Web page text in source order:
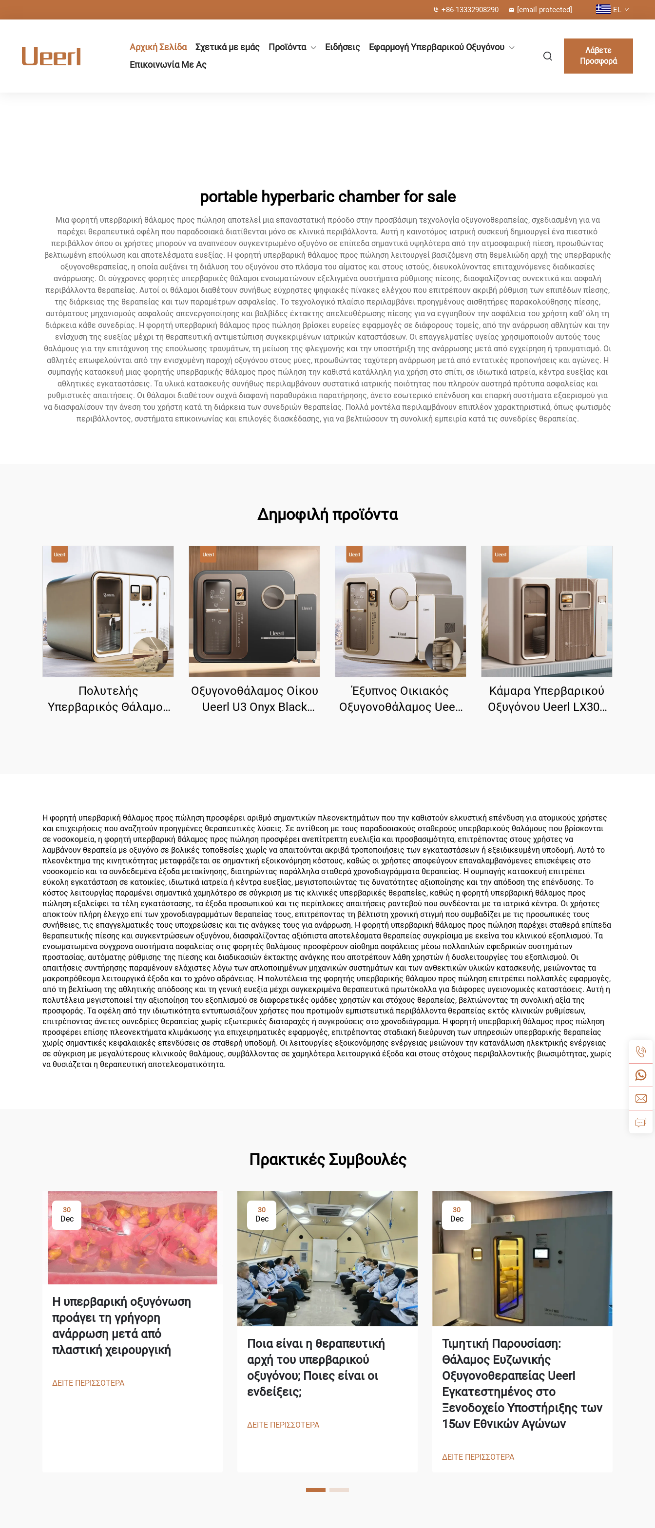
+86-13332908290 [email protected] EL
Αρχική Σελίδα Σχετικά με εμάς Προϊόντα Ειδήσεις
Εφαρμογή Υπερβαρικού Οξυγόνου
Επικοινωνία Με Ας
Λάβετε
Προσφορά
portable hyperbaric chamber for sale
Μια φορητή υπερβαρική θάλαμος προς πώληση αποτελεί μια επαναστατική πρόοδο στην προσβάσιμη τεχνολογία οξυγονοθεραπείας, σχεδιασμένη για να
παρέχει θεραπευτικά οφέλη που παραδοσιακά διατίθενται μόνο σε κλινικά περιβάλλοντα. Αυτή η καινοτόμος ιατρική συσκευή δημιουργεί ένα πιεστικό
περιβάλλον όπου οι χρήστες μπορούν να αναπνέουν συγκεντρωμένο οξυγόνο σε επίπεδα σημαντικά υψηλότερα από την ατμοσφαιρική πίεση, προωθώντας
βελτιωμένη επούλωση και αποτελέσματα ευεξίας. Η φορητή υπερβαρική θάλαμος προς πώληση λειτουργεί βασιζόμενη στη θεμελιώδη αρχή της υπερβαρικής
οξυγονοθεραπείας, η οποία αυξάνει τη διάλυση του οξυγόνου στο πλάσμα του αίματος και στους ιστούς, διευκολύνοντας επιταχυνόμενες διαδικασίες
ανάρρωσης. Οι σύγχρονες φορητές υπερβαρικές θάλαμοι ενσωματώνουν εξελιγμένα συστήματα ρύθμισης πίεσης, διασφαλίζοντας συνεκτικά και ασφαλή
περιβάλλοντα θεραπείας. Αυτοί οι θάλαμοι διαθέτουν συνήθως εύχρηστες ψηφιακές πίνακες ελέγχου που επιτρέπουν ακριβή ρύθμιση των επιπέδων πίεσης,
της διάρκειας της θεραπείας και των παραμέτρων ασφαλείας. Το τεχνολογικό πλαίσιο περιλαμβάνει προηγμένους αισθητήρες παρακολούθησης πίεσης,
αυτόματους μηχανισμούς ασφαλούς απενεργοποίησης και βαλβίδες έκτακτης απελευθέρωσης πίεσης για να εγγυηθούν την ασφάλεια του χρήστη καθ’ όλη τη
διάρκεια κάθε συνεδρίας. Η φορητή υπερβαρική θάλαμος προς πώληση βρίσκει ευρείες εφαρμογές σε διάφορους τομείς, από την ανάρρωση αθλητών και την
ενίσχυση της ευεξίας μέχρι τη θεραπευτική αντιμετώπιση συγκεκριμένων ιατρικών καταστάσεων. Οι επαγγελματίες υγείας χρησιμοποιούν αυτούς τους
θαλάμους για την επιτάχυνση της επούλωσης τραυμάτων, τη μείωση της φλεγμονής και την υποστήριξη της ανάρρωσης μετά από εγχείρηση ή τραυματισμό. Οι
αθλητές επωφελούνται από την ενισχυμένη παροχή οξυγόνου στους μύες, προωθώντας ταχύτερη ανάρρωση μετά από εντατικές προπονήσεις και αγώνες. Η
συμπαγής κατασκευή μιας φορητής υπερβαρικής θάλαμος προς πώληση την καθιστά κατάλληλη για χρήση στο σπίτι, σε ιδιωτικά ιατρεία, κέντρα ευεξίας και
αθλητικές εγκαταστάσεις. Τα υλικά κατασκευής συνήθως περιλαμβάνουν συστατικά ιατρικής ποιότητας που πληρούν αυστηρά πρότυπα ασφαλείας και
ρυθμιστικές απαιτήσεις. Οι θάλαμοι διαθέτουν συχνά διαφανή παραθυράκια παρατήρησης, άνετο εσωτερικό επένδυση και επαρκή συστήματα εξαερισμού για
να διασφαλίσουν την άνεση του χρήστη κατά τη διάρκεια των συνεδριών θεραπείας. Πολλά μοντέλα περιλαμβάνουν επιπλέον χαρακτηριστικά, όπως φωτισμός
περιβάλλοντος, συστήματα επικοινωνίας και επιλογές διασκέδασης, για να βελτιώσουν τη συνολική εμπειρία κατά τις συνεδρίες θεραπείας.
Δημοφιλή προϊόντα
Πολυτελής
Υπερβαρικός Θάλαμος
Οξυγονοθάλαμος Οίκου
Ueerl U3 Onyx Black
Έξυπνος Οικιακός
Οξυγονοθάλαμος Ueerl
Κάμαρα Υπερβαρικού
Οξυγόνου Ueerl LX300
Η φορητή υπερβαρική θάλαμος προς πώληση προσφέρει αριθμό σημαντικών πλεονεκτημάτων που την καθιστούν ελκυστική επένδυση για ατομικούς χρήστες
και επιχειρήσεις που αναζητούν προηγμένες θεραπευτικές λύσεις. Σε αντίθεση με τους παραδοσιακούς σταθερούς υπερβαρικούς θαλάμους που βρίσκονται
σε νοσοκομεία, η φορητή υπερβαρική θάλαμος προς πώληση προσφέρει ανεπίτρεπτη ευελιξία και προσβασιμότητα, επιτρέποντας στους χρήστες να
λαμβάνουν θεραπεία με οξυγόνο σε βολικές τοποθεσίες χωρίς να απαιτούνται ακριβά τροποποιήσεις των εγκαταστάσεων ή εξειδικευμένη υποδομή. Αυτό το
πλεονέκτημα της κινητικότητας μεταφράζεται σε σημαντική εξοικονόμηση κόστους, καθώς οι χρήστες αποφεύγουν επαναλαμβανόμενες επισκέψεις στο
νοσοκομείο και τα συνδεδεμένα έξοδα μετακίνησης, διατηρώντας παράλληλα σταθερά χρονοδιαγράμματα θεραπείας. Η συμπαγής κατασκευή επιτρέπει
εύκολη εγκατάσταση σε κατοικίες, ιδιωτικά ιατρεία ή κέντρα ευεξίας, μεγιστοποιώντας τις δυνατότητες αξιοποίησης και την απόδοση της επένδυσης. Το
κόστος λειτουργίας παραμένει σημαντικά χαμηλότερο σε σύγκριση με τις κλινικές υπερβαρικές θεραπείες, καθώς η φορητή υπερβαρική θάλαμος προς
πώληση εξαλείφει τα τέλη εγκατάστασης, τα έξοδα προσωπικού και τις περίπλοκες απαιτήσεις ραντεβού που συνδέονται με τα ιατρικά κέντρα. Οι χρήστες
αποκτούν πλήρη έλεγχο επί των χρονοδιαγραμμάτων θεραπείας τους, επιτρέποντας τη βέλτιστη χρονική στιγμή που συμβαδίζει με τις προσωπικές τους
συνήθειες, τις επαγγελματικές τους υποχρεώσεις και τις ανάγκες τους για ανάρρωση. Η φορητή υπερβαρική θάλαμος προς πώληση παρέχει σταθερά επίπεδα
θεραπευτικής πίεσης και συγκεντρώσεων οξυγόνου, διασφαλίζοντας αξιόπιστα αποτελέσματα θεραπείας συγκρίσιμα με εκείνα του κλινικού εξοπλισμού. Τα
ενσωματωμένα σύγχρονα συστήματα ασφαλείας στις φορητές θαλάμους προσφέρουν αίσθημα ασφάλειας μέσω πολλαπλών εφεδρικών συστημάτων
προστασίας, αυτόματης ρύθμισης της πίεσης και διαδικασιών έκτακτης ανάγκης που αποτρέπουν λάθη χρηστών ή δυσλειτουργίες του εξοπλισμού. Οι
απαιτήσεις συντήρησης παραμένουν ελάχιστες λόγω των απλοποιημένων μηχανικών συστημάτων και των ανθεκτικών υλικών κατασκευής, μειώνοντας τα
μακροπρόθεσμα λειτουργικά έξοδα και το χρόνο αδράνειας. Η πολυτέλεια της φορητής υπερβαρικής θάλαμου προς πώληση επιτρέπει πολλαπλές εφαρμογές,
από τη βελτίωση της αθλητικής απόδοσης και τη γενική ευεξία μέχρι συγκεκριμένα θεραπευτικά πρωτόκολλα για διάφορες υγειονομικές καταστάσεις. Αυτή η
πολυτέλεια μεγιστοποιεί την αξιοποίηση του εξοπλισμού σε διαφορετικές ομάδες χρηστών και στόχους θεραπείας, βελτιώνοντας τη συνολική αξία της
προσφοράς. Τα οφέλη από την ιδιωτικότητα εντυπωσιάζουν χρήστες που προτιμούν εμπιστευτικά περιβάλλοντα θεραπείας εκτός κλινικών ρυθμίσεων,
επιτρέποντας άνετες συνεδρίες θεραπείας χωρίς εξωτερικές διαταραχές ή συγκρούσεις στο χρονοδιάγραμμα. Η φορητή υπερβαρική θάλαμος προς πώληση
προσφέρει επίσης πλεονεκτήματα κλιμάκωσης για επιχειρηματικές εφαρμογές, επιτρέποντας σταδιακή διεύρυνση των υπηρεσιών υπερβαρικής θεραπείας
χωρίς σημαντικές κεφαλαιακές επενδύσεις σε σταθερή υποδομή. Οι λειτουργίες εξοικονόμησης ενέργειας μειώνουν την κατανάλωση ηλεκτρικής ενέργειας
σε σύγκριση με μεγαλύτερους κλινικούς θαλάμους, συμβάλλοντας σε χαμηλότερα λειτουργικά έξοδα και στους στόχους περιβαλλοντικής βιωσιμότητας, χωρίς
να θυσιάζεται η θεραπευτική αποτελεσματικότητα.
Πρακτικές Συμβουλές
30
Dec
Η υπερβαρική οξυγόνωση
προάγει τη γρήγορη
ανάρρωση μετά από
πλαστική χειρουργική
ΔΕΙΤΕ ΠΕΡΙΣΣΟΤΕΡΑ
30
Dec
Ποια είναι η θεραπευτική
αρχή του υπερβαρικού
οξυγόνου; Ποιες είναι οι
ενδείξεις;
ΔΕΙΤΕ ΠΕΡΙΣΣΟΤΕΡΑ
30
Dec
Τιμητική Παρουσίαση:
Θάλαμος Ευζωνικής
Οξυγονοθεραπείας UeerI
Εγκατεστημένος στο
Ξενοδοχείο Υποστήριξης των
15ων Εθνικών Αγώνων
ΔΕΙΤΕ ΠΕΡΙΣΣΟΤΕΡΑ